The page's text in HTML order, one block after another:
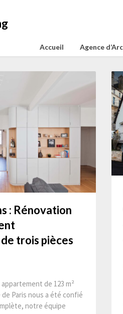
Accueil Agence
: Rénovation
trois pièces
de 123 m²
Paris nous a été confié
notre équipe